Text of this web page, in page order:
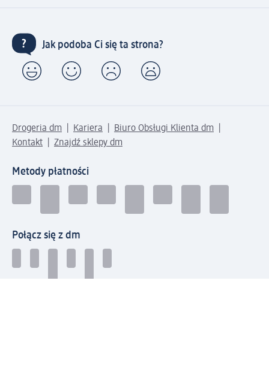
Jak podoba Ci się ta strona?
Drogeria dm Kariera
Biuro Obsługi Klienta dm
Kontakt
Znajdź sklepy dm
Metody płatności
Połącz się z dm